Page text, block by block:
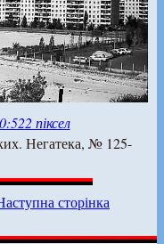
піксел
Негатека, № 125-
сторінка